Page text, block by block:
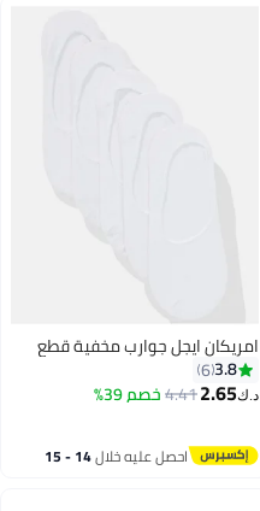
امريكان ايجل جوارب مخفية قطع
3.8
6
د.ك‏2.65
4.41خصم 39%
احصل عليه خلال 14 - 15
اغسطس